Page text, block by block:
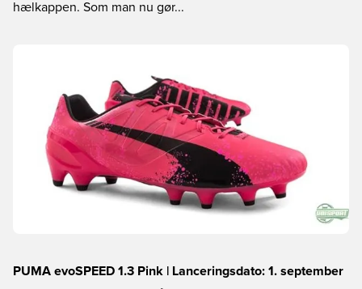
hælkappen. Som man nu gør...
PUMA evoSPEED 1.3 Pink | Lanceringsdato: 1. september